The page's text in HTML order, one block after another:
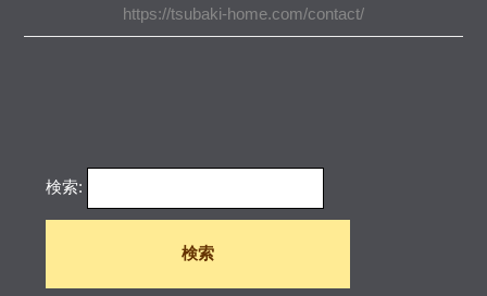
https://tsubaki-home.com/contact/
検索: